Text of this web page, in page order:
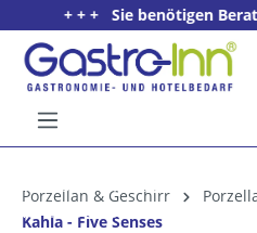
springen
+ + + Sie benötigen
Willkommens­rabatt**
für neue Kunden
Porzellan & Geschirr
Kahla - Five Senses